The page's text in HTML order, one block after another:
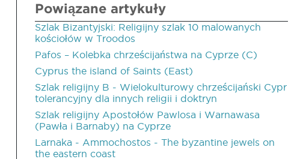
Powiązane artykuły
Szlak Bizantyjski: Religijny szlak 10 malowanych
kościołów w Troodos
Pafos – Kolebka chrześcijaństwa na Cyprze (C)
Cyprus the island of Saints (East)
Szlak religijny B - Wielokulturowy chrześcijański Cypr
tolerancyjny dla innych religii i doktryn
Szlak religijny Apostołów Pawlosa i Warnawasa
(Pawła i Barnaby) na Cyprze
Larnaka - Ammochostos - The byzantine jewels on
the eastern coast